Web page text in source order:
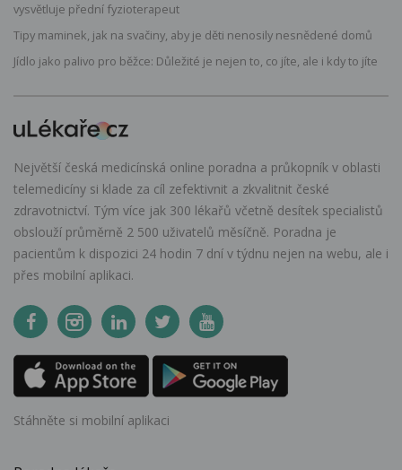
vysvětluje přední fyzioterapeut
Tipy maminek, jak na svačiny, aby je děti nenosily nesnědené domů
Jídlo jako palivo pro běžce: Důležité je nejen to, co jíte, ale i kdy to jíte
Největší česká medicínská online poradna a průkopník v oblasti
telemedicíny si klade za cíl zefektivnit a zkvalitnit české
zdravotnictví. Tým více jak 300 lékařů včetně desítek specialistů
obslouží průměrně 2 500 uživatelů měsíčně. Poradna je
pacientům k dispozici 24 hodin 7 dní v týdnu nejen na webu, ale i
přes mobilní aplikaci.
Stáhněte si mobilní aplikaci